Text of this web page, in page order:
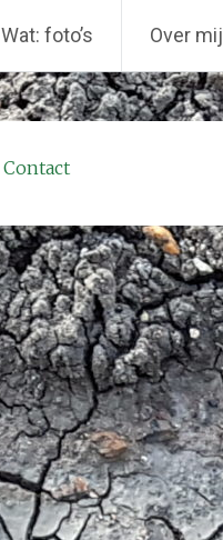
Wat: foto’s Over mij
Contact